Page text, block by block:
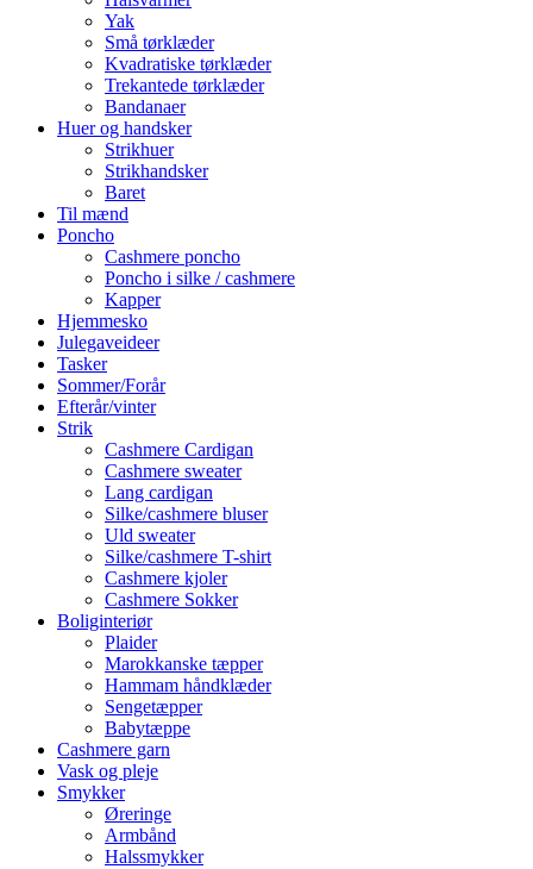
Yak
Små tørklæder
Kvadratiske tørklæder
Trekantede tørklæder
Bandanaer
Huer og handsker
Strikhuer
Strikhandsker
Baret
Til mænd
Poncho
Cashmere poncho
Poncho i silke / cashmere
Kapper
Hjemmesko
Julegaveideer
Tasker
Sommer/Forår
Efterår/vinter
Strik
Cashmere Cardigan
Cashmere sweater
Lang cardigan
Silke/cashmere bluser
Uld sweater
Silke/cashmere T-shirt
Cashmere kjoler
Cashmere Sokker
Boliginteriør
Plaider
Marokkanske tæpper
Hammam håndklæder
Sengetæpper
Babytæppe
Cashmere garn
Vask og pleje
Smykker
Øreringe
Armbånd
Halssmykker